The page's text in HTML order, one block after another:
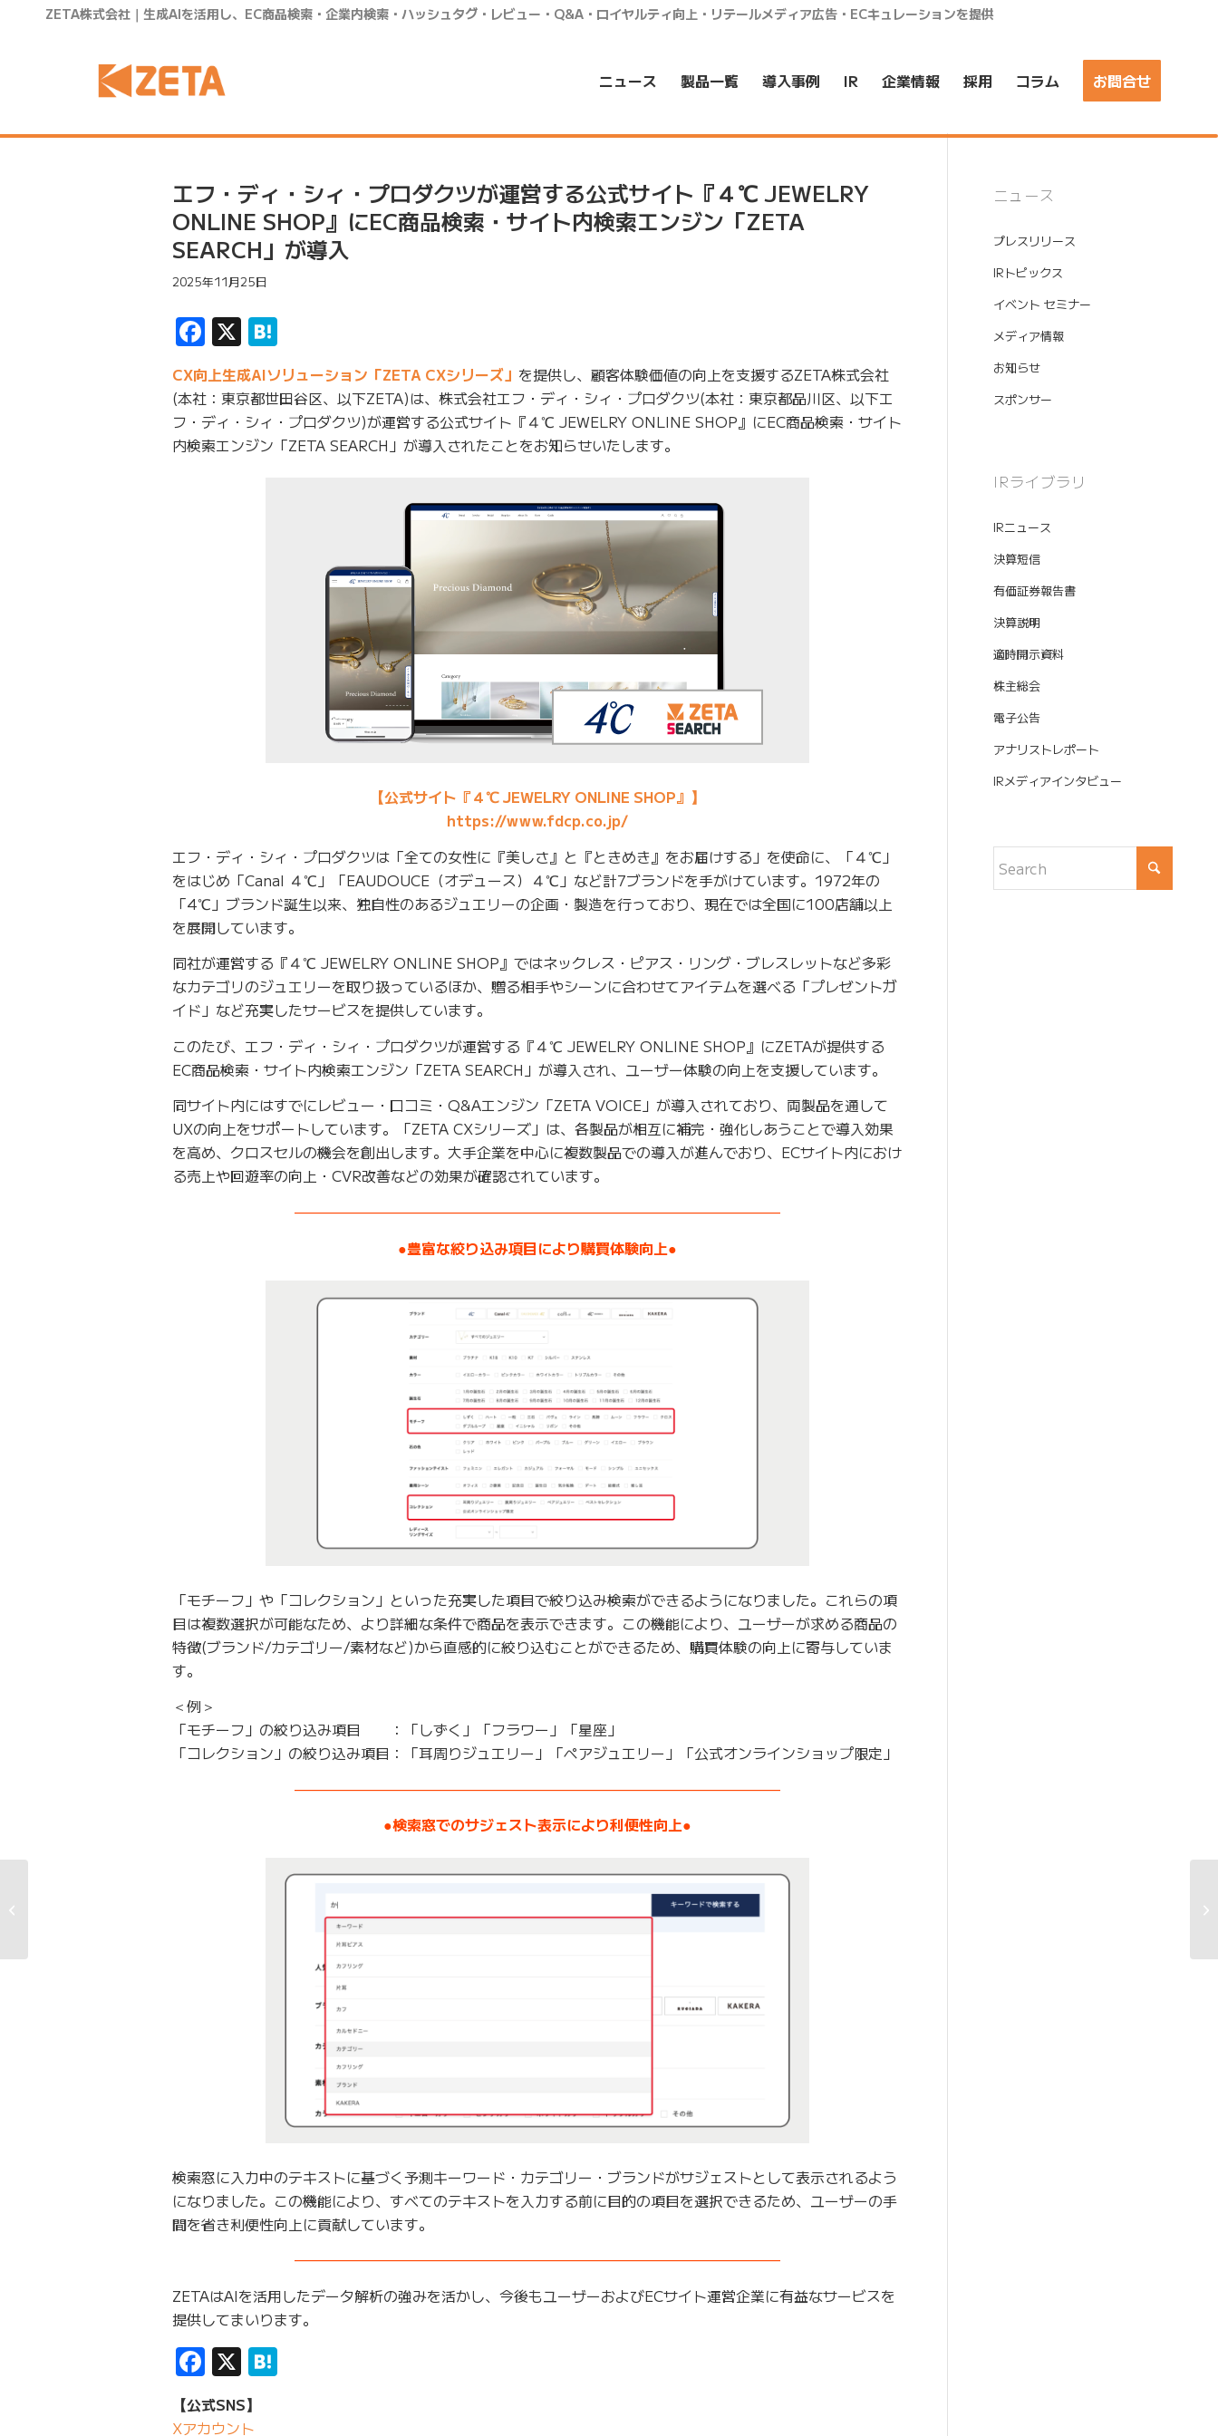
ZETA株式会社｜生成AIを活用し、EC商品検索・企業内検索・ハッシュタグ・レビュー・Q&A・ロイヤルティ向上・リテールメディア広告・ECキュレーションを提供
ニュース 製品一覧 導入事例 IR 企業情報 採用 コラム お問合せ
エフ・ディ・シィ・プロダクツが運営する公式サイト『４℃ JEWELRY
ONLINE SHOP』にEC商品検索・サイト内検索エンジン「ZETA
SEARCH」が導入
2025年11月25日
Facebook
X
CX向上生成AIソリューション「ZETA CXシリーズ」 を提供し、顧客体験価値の向上を支援するZETA株式会社
(本社：東京都世田谷区、以下ZETA)は、株式会社エフ・ディ・シィ・プロダクツ(本社：東京都品川区、以下エ
フ・ディ・シィ・プロダクツ)が運営する公式サイト『４℃ JEWELRY ONLINE SHOP』にEC商品検索・サイト
内検索エンジン「ZETA SEARCH」が導入されたことをお知らせいたします。
【公式サイト『４℃ JEWELRY ONLINE SHOP』】
https://www.fdcp.co.jp/
エフ・ディ・シィ・プロダクツは「全ての女性に『美しさ』と『ときめき』をお届けする」を使命に、「４℃」
をはじめ「Canal ４℃」「EAUDOUCE（オデュース）４℃」など計7ブランドを手がけています。1972年の
「4℃」ブランド誕生以来、独自性のあるジュエリーの企画・製造を行っており、現在では全国に100店舗以上
を展開しています。
同社が運営する『４℃ JEWELRY ONLINE SHOP』ではネックレス・ピアス・リング・ブレスレットなど多彩
なカテゴリのジュエリーを取り扱っているほか、贈る相手やシーンに合わせてアイテムを選べる「プレゼントガ
イド」など充実したサービスを提供しています。
このたび、エフ・ディ・シィ・プロダクツが運営する『４℃ JEWELRY ONLINE SHOP』にZETAが提供する
EC商品検索・サイト内検索エンジン「ZETA SEARCH」が導入され、ユーザー体験の向上を支援しています。
同サイト内にはすでにレビュー・口コミ・Q&Aエンジン「ZETA VOICE」が導入されており、両製品を通して
UXの向上をサポートしています。「ZETA CXシリーズ」は、各製品が相互に補完・強化しあうことで導入効果
を高め、クロスセルの機会を創出します。大手企業を中心に複数製品での導入が進んでおり、ECサイト内におけ
る売上や回遊率の向上・CVR改善などの効果が確認されています。
—————————————————————————————————–
●豊富な絞り込み項目により購買体験向上●
「モチーフ」や「コレクション」といった充実した項目で絞り込み検索ができるようになりました。これらの項
目は複数選択が可能なため、より詳細な条件で商品を表示できます。この機能により、ユーザーが求める商品の
特徴(ブランド/カテゴリー/素材など)から直感的に絞り込むことができるため、購買体験の向上に寄与していま
す。
＜例＞
「モチーフ」の絞り込み項目 ：「しずく」「フラワー」「星座」
「コレクション」の絞り込み項目：「耳周りジュエリー」「ペアジュエリー」「公式オンラインショップ限定」
—————————————————————————————————–
●検索窓でのサジェスト表示により利便性向上●
検索窓に入力中のテキストに基づく予測キーワード・カテゴリー・ブランドがサジェストとして表示されるよう
になりました。この機能により、すべてのテキストを入力する前に目的の項目を選択できるため、ユーザーの手
間を省き利便性向上に貢献しています。
—————————————————————————————————–
ZETAはAIを活用したデータ解析の強みを活かし、今後もユーザーおよびECサイト運営企業に有益なサービスを
提供してまいります。
Facebook
X
【公式SNS】
Xアカウント
ニュース
プレスリリース
IRトピックス
イベント セミナー
メディア情報
お知らせ
スポンサー
IRライブラリ
IRニュース
決算短信
有価証券報告書
決算説明
適時開示資料
株主総会
電子公告
アナリストレポート
IRメディアインタビュー